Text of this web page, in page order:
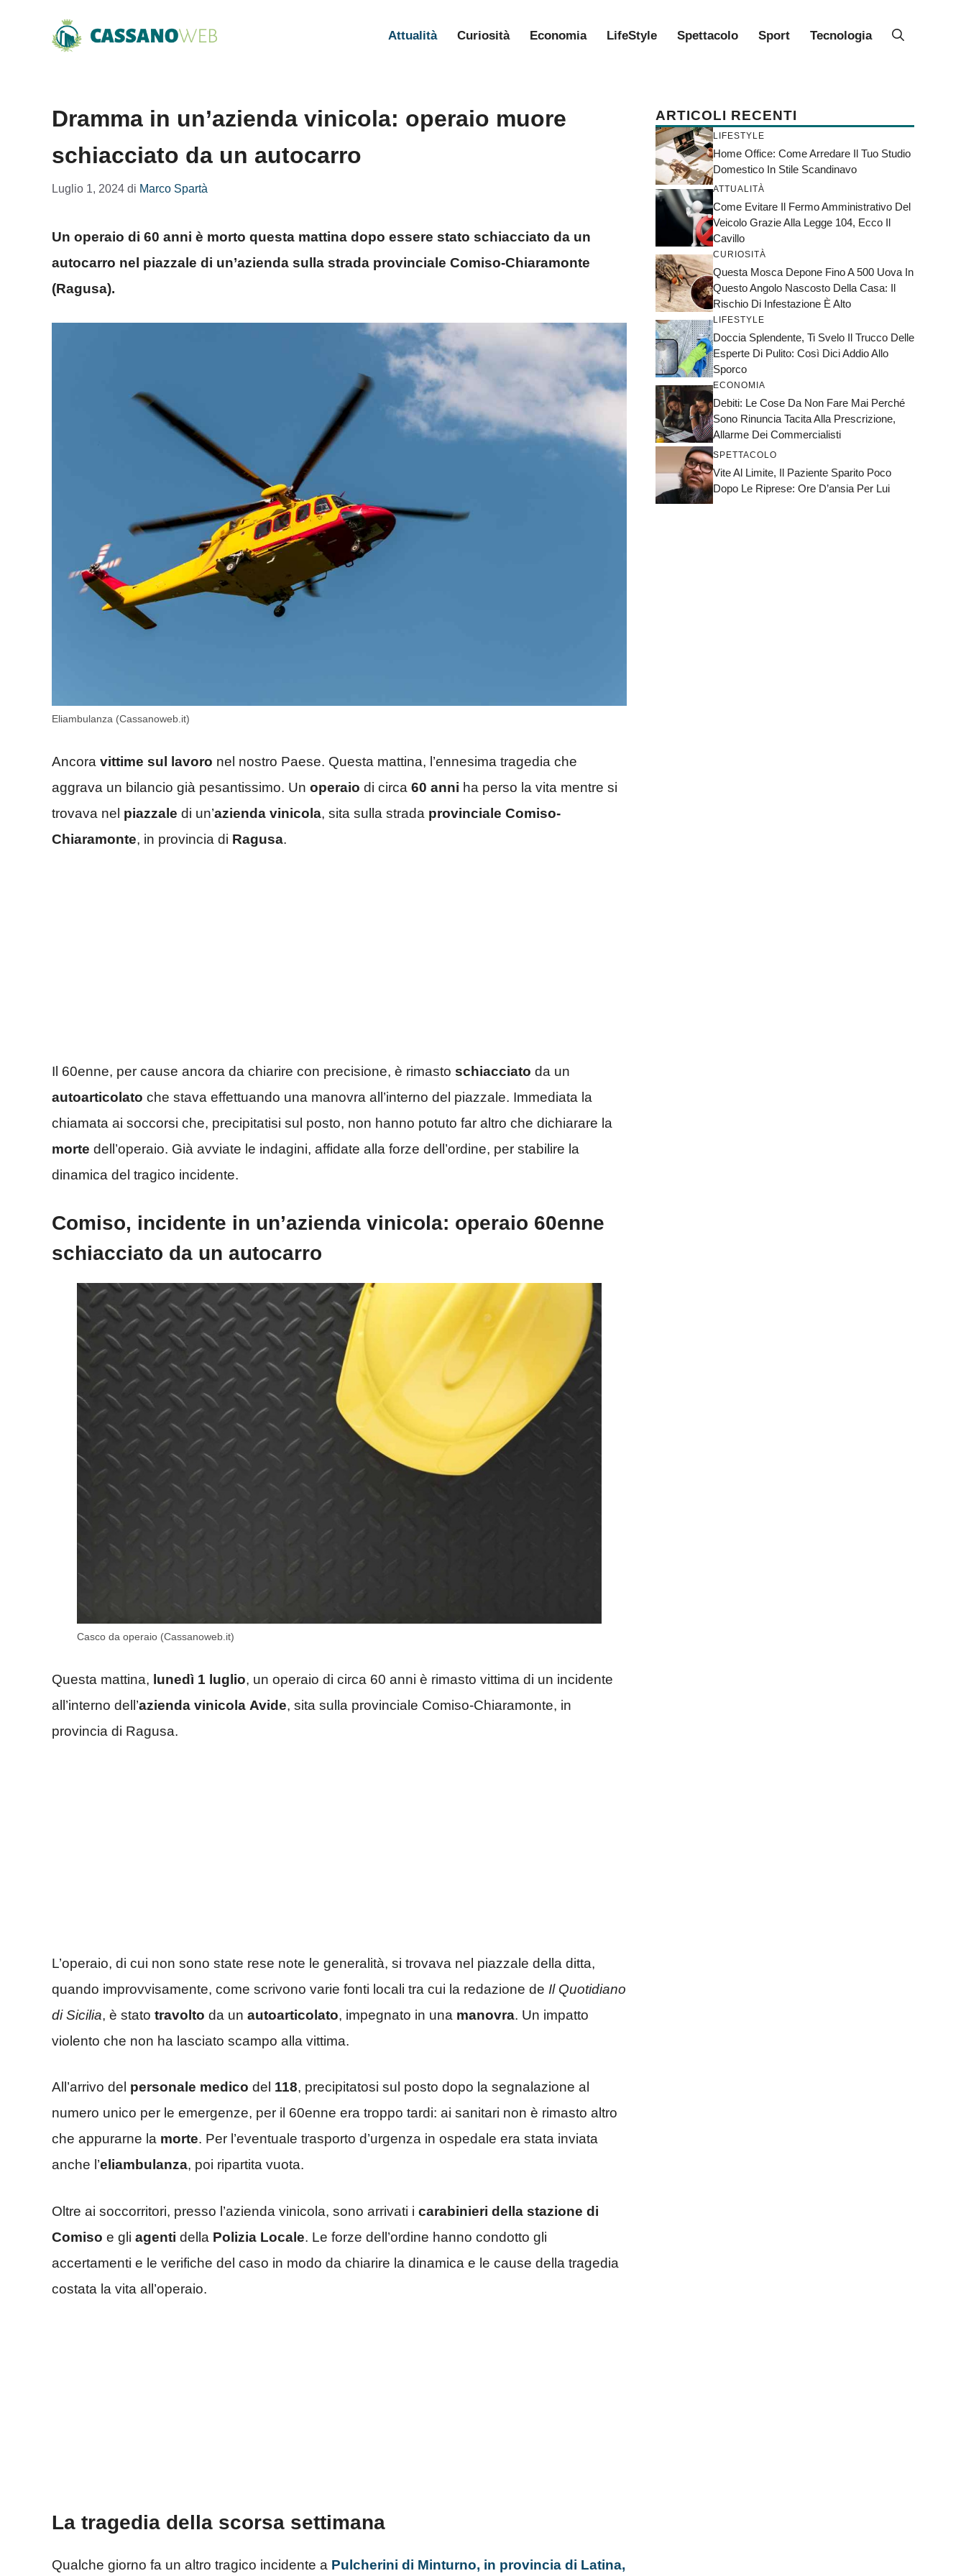
Attualità Curiosità Economia LifeStyle Spettacolo Sport Tecnologia
Dramma in un’azienda vinicola: operaio muore
schiacciato da un autocarro
Luglio 1, 2024 di Marco Spartà
Un operaio di 60 anni è morto questa mattina dopo essere stato schiacciato da un
autocarro nel piazzale di un’azienda sulla strada provinciale Comiso-Chiaramonte
(Ragusa).
Eliambulanza (Cassanoweb.it)
Ancora vittime sul lavoro nel nostro Paese. Questa mattina, l’ennesima tragedia che
aggrava un bilancio già pesantissimo. Un operaio di circa 60 anni ha perso la vita mentre si
trovava nel piazzale di un’azienda vinicola, sita sulla strada provinciale Comiso-
Chiaramonte, in provincia di Ragusa.
Il 60enne, per cause ancora da chiarire con precisione, è rimasto schiacciato da un
autoarticolato che stava effettuando una manovra all’interno del piazzale. Immediata la
chiamata ai soccorsi che, precipitatisi sul posto, non hanno potuto far altro che dichiarare la
morte dell’operaio. Già avviate le indagini, affidate alla forze dell’ordine, per stabilire la
dinamica del tragico incidente.
Comiso, incidente in un’azienda vinicola: operaio 60enne
schiacciato da un autocarro
Casco da operaio (Cassanoweb.it)
Questa mattina, lunedì 1 luglio, un operaio di circa 60 anni è rimasto vittima di un incidente
all’interno dell’azienda vinicola Avide, sita sulla provinciale Comiso-Chiaramonte, in
provincia di Ragusa.
L’operaio, di cui non sono state rese note le generalità, si trovava nel piazzale della ditta,
quando improvvisamente, come scrivono varie fonti locali tra cui la redazione de Il Quotidiano
di Sicilia, è stato travolto da un autoarticolato, impegnato in una manovra. Un impatto
violento che non ha lasciato scampo alla vittima.
All’arrivo del personale medico del 118, precipitatosi sul posto dopo la segnalazione al
numero unico per le emergenze, per il 60enne era troppo tardi: ai sanitari non è rimasto altro
che appurarne la morte. Per l’eventuale trasporto d’urgenza in ospedale era stata inviata
anche l’eliambulanza, poi ripartita vuota.
Oltre ai soccorritori, presso l’azienda vinicola, sono arrivati i carabinieri della stazione di
Comiso e gli agenti della Polizia Locale. Le forze dell’ordine hanno condotto gli
accertamenti e le verifiche del caso in modo da chiarire la dinamica e le cause della tragedia
costata la vita all’operaio.
La tragedia della scorsa settimana
Qualche giorno fa un altro tragico incidente a Pulcherini di Minturno, in provincia di Latina,
ARTICOLI RECENTI
LIFESTYLE
Home Office: Come Arredare Il Tuo Studio
Domestico In Stile Scandinavo
ATTUALITÀ
Come Evitare Il Fermo Amministrativo Del
Veicolo Grazie Alla Legge 104, Ecco Il
Cavillo
CURIOSITÀ
Questa Mosca Depone Fino A 500 Uova In
Questo Angolo Nascosto Della Casa: Il
Rischio Di Infestazione È Alto
LIFESTYLE
Doccia Splendente, Ti Svelo Il Trucco Delle
Esperte Di Pulito: Così Dici Addio Allo
Sporco
ECONOMIA
Debiti: Le Cose Da Non Fare Mai Perché
Sono Rinuncia Tacita Alla Prescrizione,
Allarme Dei Commercialisti
SPETTACOLO
Vite Al Limite, Il Paziente Sparito Poco
Dopo Le Riprese: Ore D’ansia Per Lui